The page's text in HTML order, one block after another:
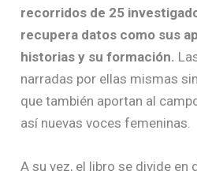
recorridos de 25
recupera datos como sus
historias y su formación.
narradas por ellas mismas
que también aportan al
así nuevas voces femeninas.
A su vez, el libro se divide en